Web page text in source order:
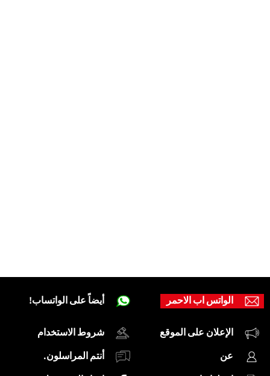
أيضاً على الواتساب!
شروط الاستخدام
أنتم المراسلون.
الواتس اب الاحمر
الإعلان على الموقع
عن